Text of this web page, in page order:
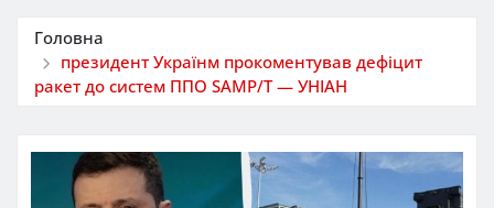
Головна
президент Українм прокоментував дефіцит
ракет до систем ППО SAMP/T — УНІАН